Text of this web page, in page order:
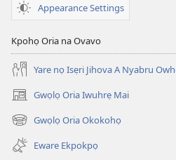
Appearance Settings
Kpohọ Oria na Ovavo
Yare nọ Isẹri Jihova A Nyabru
Gwọlọ Oria Iwuhrẹ Mai
(opens
new
window)
Gwọlọ Oria Okokohọ
(opens
new
window)
Eware Ekpokpọ